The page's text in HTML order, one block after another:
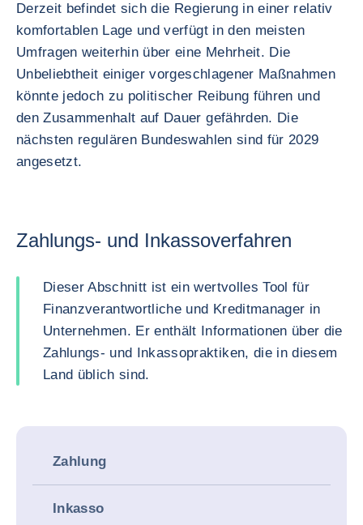
Derzeit befindet sich die Regierung in einer relativ
komfortablen Lage und verfügt in den meisten
Umfragen weiterhin über eine Mehrheit. Die
Unbeliebtheit einiger vorgeschlagener Maßnahmen
könnte jedoch zu politischer Reibung führen und
den Zusammenhalt auf Dauer gefährden. Die
nächsten regulären Bundeswahlen sind für 2029
angesetzt.
Zahlungs- und Inkassoverfahren
Dieser Abschnitt ist ein wertvolles Tool für
Finanzverantwortliche und Kreditmanager in
Unternehmen. Er enthält Informationen über die
Zahlungs- und Inkassopraktiken, die in diesem
Land üblich sind.
Zahlung
Inkasso